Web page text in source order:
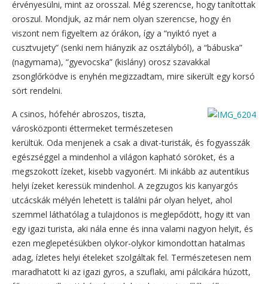
érvényesülni, mint az orosszal. Még szerencse, hogy tanítottak
oroszul. Mondjuk, az már nem olyan szerencse, hogy én
viszont nem figyeltem az órákon, így a “nyiktó nyet a
cusztvujety” (senki nem hiányzik az osztályból), a “bábuska”
(nagymama), “gyevocska” (kislány) orosz szavakkal
zsonglőrködve is enyhén megizzadtam, mire sikerült egy korsó
sört rendelni.
A csinos, hófehér abroszos, tiszta,
városközponti éttermeket természetesen
kerültük. Oda menjenek a csak a divat-turisták, és fogyasszák
egészséggel a mindenhol a világon kapható söröket, és a
megszokott ízeket, kisebb vagyonért. Mi inkább az autentikus
helyi ízeket keressük mindenhol. A zegzugos kis kanyargós
utcácskák mélyén lehetett is találni pár olyan helyet, ahol
szemmel láthatólag a tulajdonos is meglepődött, hogy itt van
egy igazi turista, aki nála enne és inna valami nagyon helyit, és
ezen meglepetésükben olykor-olykor kimondottan hatalmas
adag, ízletes helyi ételeket szolgáltak fel. Természetesen nem
maradhatott ki az igazi gyros, a szuflaki, ami pálcikára húzott,